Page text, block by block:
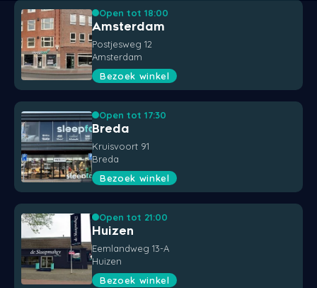
Open tot 18:00
Amsterdam
Postjesweg 12
Amsterdam
Bezoek winkel
Open tot 17:30
Breda
Kruisvoort 91
Breda
Bezoek winkel
Open tot 21:00
Huizen
Eemlandweg 13-A
Huizen
Bezoek winkel